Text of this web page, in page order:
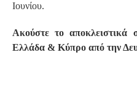
Ιουνίου.
Ακούστε το αποκλειστικά
Ελλάδα & Κύπρο από την